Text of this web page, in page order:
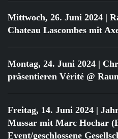
Mittwoch, 26. Juni 2024 |
Chateau Lascombes mit
Montag, 24. Juni 2024 |
präsentieren Vérité @
Freitag, 14. Juni 2024 |
Mussar mit Marc Hochar
Event/geschlossene